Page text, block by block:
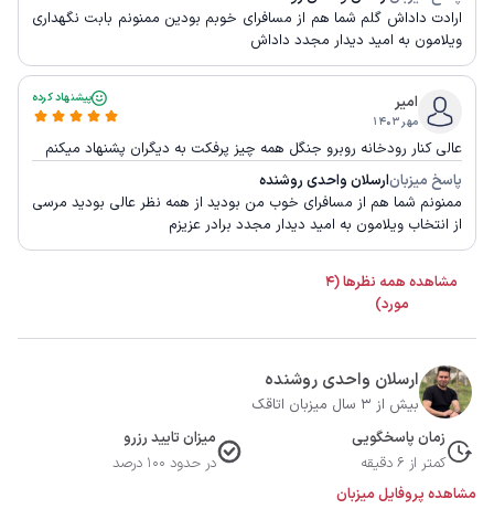
ارادت داداش گلم شما هم از مسافرای خوبم بودین ممنونم بابت نگهداری
ویلامون به امید دیدار مجدد داداش
امیر
مهر ۱۴۰۳
پیشنهاد کرده
عالی کنار رودخانه روبرو جنگل همه چیز پرفکت به دیگران پشنهاد میکنم
پاسخ میزبانارسلان واحدی روشنده
ممنونم شما هم از مسافرای خوب من بودید از همه نظر عالی بودید مرسی
از انتخاب ویلامون به امید دیدار مجدد برادر عزیزم
مشاهده همه نظرها (4
مورد)
ارسلان واحدی روشنده
بیش از 3 سال میزبان اتاقک
زمان پاسخگویی
کمتر از 6 دقیقه
میزان تایید رزرو
در حدود 100 درصد
مشاهده پروفایل میزبان